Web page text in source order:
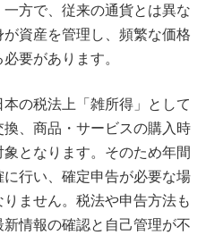
方で、従来の通貨とは異な
資産を管理し、頻繁な価格
要があります。
の税法上「雑所得」として
、商品・サービスの購入時
となります。そのため年間
行い、確定申告が必要な場
ません。税法や申告方法も
情報の確認と自己管理が不